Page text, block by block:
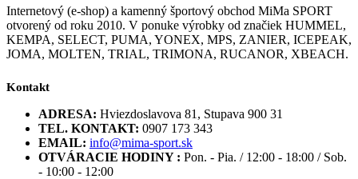
Internetový (e-shop) a kamenný športový obchod MiMa SPORT
otvorený od roku 2010. V ponuke výrobky od značiek HUMMEL,
KEMPA, SELECT, PUMA, YONEX, MPS, ZANIER, ICEPEAK,
JOMA, MOLTEN, TRIAL, TRIMONA, RUCANOR, XBEACH.
Kontakt
ADRESA: Hviezdoslavova 81, Stupava 900 31
TEL. KONTAKT: 0907 173 343
EMAIL: info@mima-sport.sk
OTVÁRACIE HODINY : Pon. - Pia. / 12:00 - 18:00 / Sob.
- 10:00 - 12:00